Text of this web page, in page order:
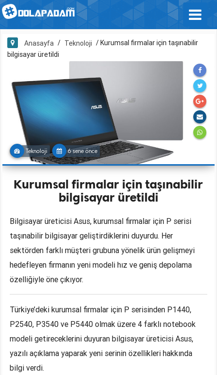
Anasayfa / Teknoloji /Kurumsal firmalar için taşınabilir
bilgisayar üretildi
Teknoloji 6 sene önce
Kurumsal firmalar için taşınabilir
bilgisayar üretildi
Bilgisayar üreticisi Asus, kurumsal firmalar için P serisi
taşınabilir bilgisayar geliştirdiklerini duyurdu. Her
sektörden farklı müşteri grubuna yönelik ürün gelişmeyi
hedefleyen firmanın yeni modeli hız ve geniş depolama
özelliğiyle öne çıkıyor.
Türkiye’deki kurumsal firmalar için P serisinden P1440,
P2540, P3540 ve P5440 olmak üzere 4 farklı notebook
modeli getireceklerini duyuran bilgisayar üreticisi Asus,
yazılı açıklama yaparak yeni serinin özellikleri hakkında
bilgi verdi.